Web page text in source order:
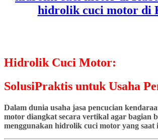
Hidrolik Cuci Motor:
SolusiPraktis untuk Usaha
Dalam dunia usaha jasa pencucian
motor diangkat secara vertikal agar bagian
menggunakan hidrolik cuci motor yang